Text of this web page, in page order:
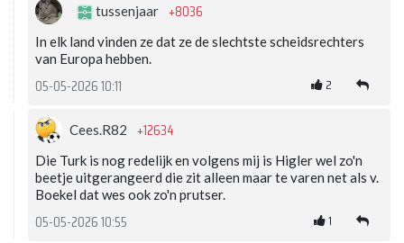
tussenjaar +8036
In elk land vinden ze dat ze de slechtste scheidsrechters
van Europa hebben.
05-05-2026 10:11 2
Cees.R82 +12634
Die Turk is nog redelijk en volgens mij is Higler wel zo'n
beetje uitgerangeerd die zit alleen maar te varen net als v.
Boekel dat wes ook zo'n prutser.
05-05-2026 10:55 1